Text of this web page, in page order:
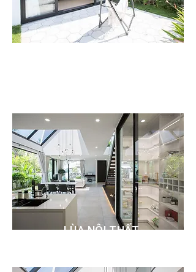
LÙA NỘI THẤT